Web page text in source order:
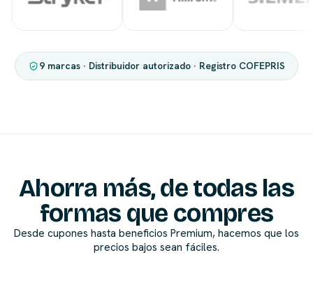
9 marcas · Distribuidor autorizado · Registro COFEPRIS
Ahorra más, de todas las
formas que compres
Desde cupones hasta beneficios Premium, hacemos que los
precios bajos sean fáciles.